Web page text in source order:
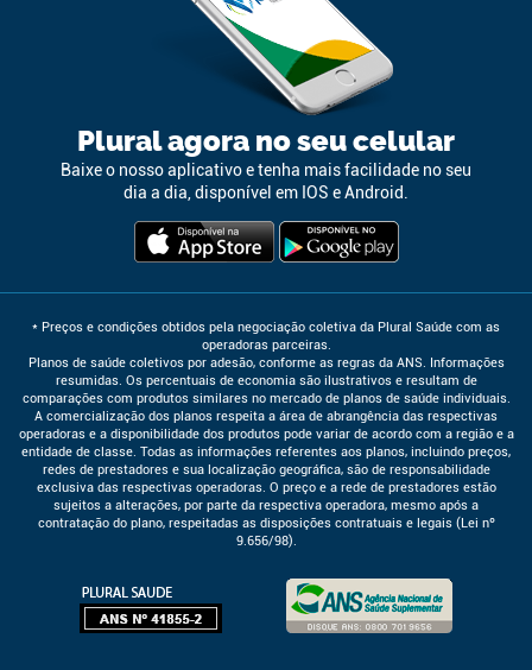
Plural agora no seu celular
Baixe o nosso aplicativo e tenha mais facilidade no seu
dia a dia, disponível em IOS e Android.
* Preços e condições obtidos pela negociação coletiva da Plural Saúde com as
operadoras parceiras.
Planos de saúde coletivos por adesão, conforme as regras da ANS. Informações
resumidas. Os percentuais de economia são ilustrativos e resultam de
comparações com produtos similares no mercado de planos de saúde individuais.
A comercialização dos planos respeita a área de abrangência das respectivas
operadoras e a disponibilidade dos produtos pode variar de acordo com a região e a
entidade de classe. Todas as informações referentes aos planos, incluindo preços,
redes de prestadores e sua localização geográfica, são de responsabilidade
exclusiva das respectivas operadoras. O preço e a rede de prestadores estão
sujeitos a alterações, por parte da respectiva operadora, mesmo após a
contratação do plano, respeitadas as disposições contratuais e legais (Lei nº
9.656/98).